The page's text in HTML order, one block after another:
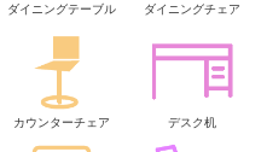
ダイニングテーブル ダイニングチェア
カウンターチェア デスク机